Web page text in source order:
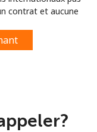
contrat et aucune